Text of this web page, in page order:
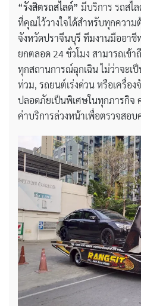
“รังสิตรถสไลด์” มีบริการ รถสไ
ที่คุณไว้วางใจได้สำหรับทุกควา
จังหวัดปราจีนบุรี ทีมงานมืออาชี
ยกตลอด 24 ชั่วโมง สามารถเข้
ทุกสถานการณ์ฉุกเฉิน ไม่ว่าจะเ
ท่วม, รถยนต์เร่งด่วน หรือเครื่อง
ปลอดภัยเป็นพิเศษในทุกภารกิจ
ค่าบริการล่วงหน้าเพื่อตรวจสอบ